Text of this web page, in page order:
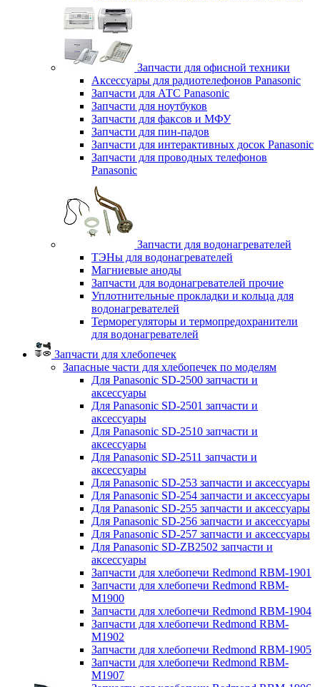
Запчасти для офисной техники
Аксессуары для радиотелефонов Panasonic
Запчасти для АТС Panasonic
Запчасти для ноутбуков
Запчасти для факсов и МФУ
Запчасти для пин-падов
Запчасти для интерактивных досок Panasonic
Запчасти для проводных телефонов
Panasonic
Запчасти для водонагревателей
ТЭНы для водонагревателей
Магниевые аноды
Запчасти для водонагревателей прочие
Уплотнительные прокладки и кольца для
водонагревателей
Терморегуляторы и термопредохранители
для водонагревателей
Запчасти для хлебопечек
Запасные части для хлебопечек по моделям
Для Panasonic SD-2500 запчасти и
аксессуары
Для Panasonic SD-2501 запчасти и
аксессуары
Для Panasonic SD-2510 запчасти и
аксессуары
Для Panasonic SD-2511 запчасти и
аксессуары
Для Panasonic SD-253 запчасти и аксессуары
Для Panasonic SD-254 запчасти и аксессуары
Для Panasonic SD-255 запчасти и аксессуары
Для Panasonic SD-256 запчасти и аксессуары
Для Panasonic SD-257 запчасти и аксессуары
Для Panasonic SD-ZB2502 запчасти и
аксессуары
Запчасти для хлебопечи Redmond RBM-1901
Запчасти для хлебопечи Redmond RBM-
M1900
Запчасти для хлебопечи Redmond RBM-1904
Запчасти для хлебопечи Redmond RBM-
M1902
Запчасти для хлебопечи Redmond RBM-1905
Запчасти для хлебопечи Redmond RBM-
M1907